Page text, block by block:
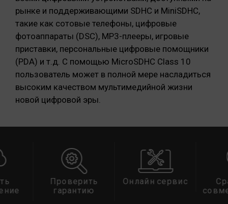
рынке и поддерживающими SDHC и MiniSDHC,
такие как сотовые телефоны, цифровые
фотоаппараты (DSC), MP3-плееры, игровые
приставки, персональные цифровые помощники
(PDA) и т.д. С помощью MicroSDHC Class 10
пользователь может в полной мере насладиться
высоким качеством мультимедийной жизни
новой цифровой эры.
Проверить
гарантию
Онлайн сервис